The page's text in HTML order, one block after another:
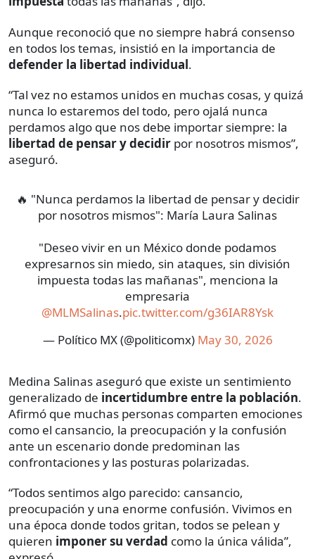
Aunque reconoció que no siempre habrá consenso
en todos los temas, insistió en la importancia de
defender la libertad individual.
“Tal vez no estamos unidos en muchas cosas, y quizá
nunca lo estaremos del todo, pero ojalá nunca
perdamos algo que nos debe importar siempre: la
libertad de pensar y decidir por nosotros mismos”,
aseguró.
🔥 "Nunca perdamos la libertad de pensar y decidir
por nosotros mismos": María Laura Salinas
"Deseo vivir en un México donde podamos
expresarnos sin miedo, sin ataques, sin división
impuesta todas las mañanas", menciona la
empresaria
@MLMSalinas.pic.twitter.com/g36IAR8Ysk
— Político MX (@politicomx) May 30, 2026
Medina Salinas aseguró que existe un sentimiento
generalizado de incertidumbre entre la población.
Afirmó que muchas personas comparten emociones
como el cansancio, la preocupación y la confusión
ante un escenario donde predominan las
confrontaciones y las posturas polarizadas.
“Todos sentimos algo parecido: cansancio,
preocupación y una enorme confusión. Vivimos en
una época donde todos gritan, todos se pelean y
quieren imponer su verdad como la única válida”,